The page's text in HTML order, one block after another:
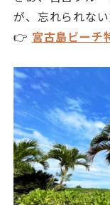
が、忘れられな
👉 宮古島ビーチ